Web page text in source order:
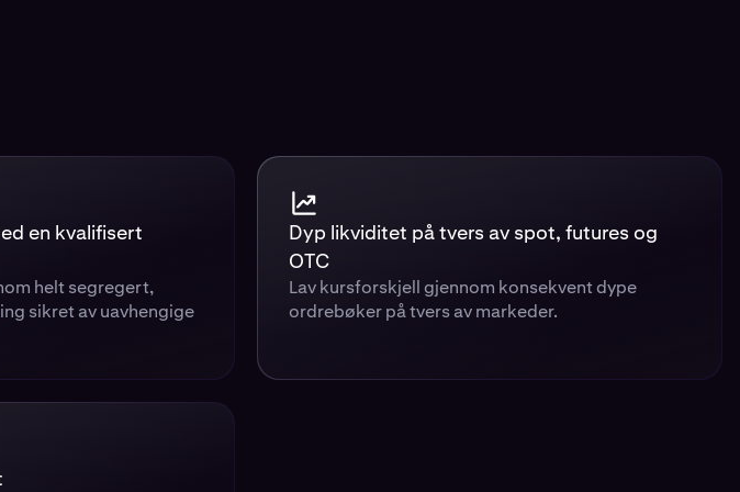
en kvalifisert
helt segregert,
sikret av uavhengige
Dyp likviditet på tvers av spot, futures og
OTC
Lav kursforskjell gjennom konsekvent dype
ordrebøker på tvers av markeder.